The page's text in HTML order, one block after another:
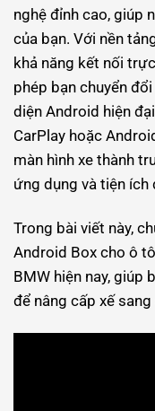
nghệ đỉnh cao, giúp
của bạn. Với nền
khả năng kết nối
phép bạn chuyển
diện Android hiện
CarPlay hoặc
màn hình xe thành
ứng dụng và tiện
Trong bài viết này,
Android Box cho ô
BMW hiện nay, giúp
để nâng cấp xế sang